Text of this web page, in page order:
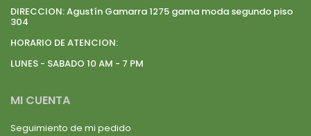
DIRECCION:Agustín Gamarra 1275 gama moda segundo piso
304
HORARIO DE ATENCION:
LUNES - SABADO 10 AM - 7 PM
MI CUENTA
Seguimiento de mi pedido